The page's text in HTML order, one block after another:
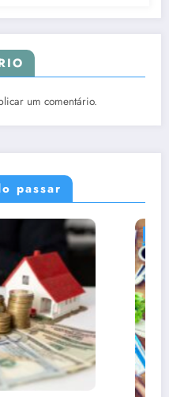
um comentário.
passar